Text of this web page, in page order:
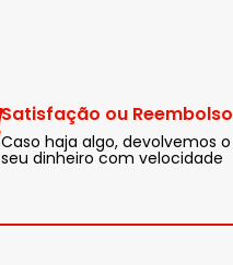
Satisfação ou Reembolso
Caso haja algo, devolvemos o
seu dinheiro com velocidade